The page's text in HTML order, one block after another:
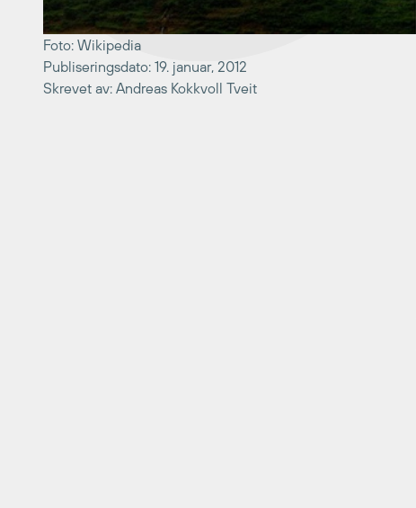
Foto: Wikipedia
Publiseringsdato: 19. januar, 2012
Skrevet av: Andreas Kokkvoll Tveit